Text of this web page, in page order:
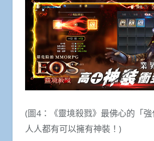
(圖4：《靈境殺戮》最佛心的「強
人人都有可以擁有神裝！)